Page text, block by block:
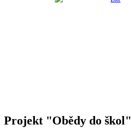
Projekt "Obědy do škol"